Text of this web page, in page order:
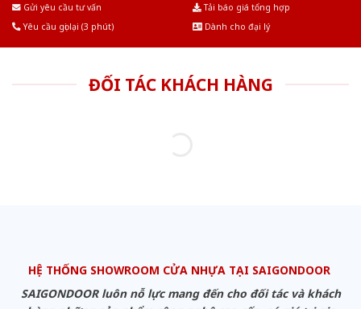
Gửi yêu cầu tư vấn
Tải báo giá tổng hợp
Yêu cầu gọi lại (3 phút)
Dành cho đại lý
ĐỐI TÁC KHÁCH HÀNG
HỆ THỐNG SHOWROOM CỬA NHỰA TẠI SAIGONDOOR
SAIGONDOOR luôn nỗ lực mang đến cho đối tác và khách